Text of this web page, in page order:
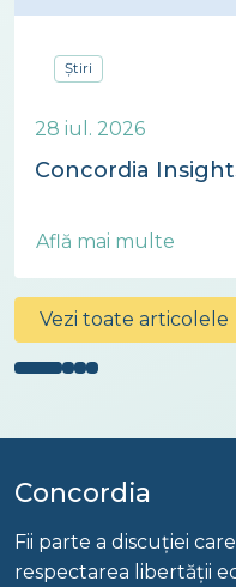
Știri
28 iul. 2026
Concordia
Află mai multe
Vezi toate articolele
Concordia
Fii parte a discuției
respectarea libertății